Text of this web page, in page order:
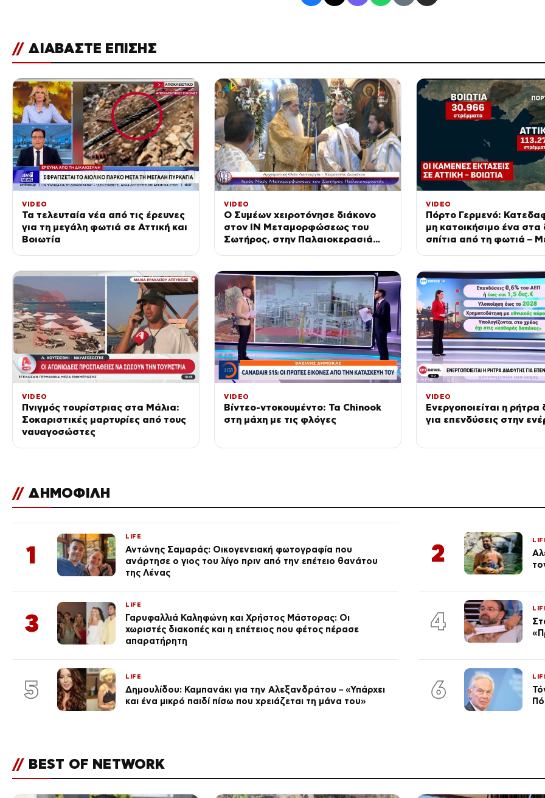
// ΔΙΑΒΑΣΤΕ ΕΠΙΣΗΣ
VIDEO
Τα τελευταία νέα από τις έρευνες
για τη μεγάλη φωτιά σε Αττική και
Βοιωτία
VIDEO
Ο Συμέων χειροτόνησε διάκονο
στον ΙΝ Μεταμορφώσεως του
Σωτήρος, στην Παλαιοκερασιά
VIDEO
Πόρτο Γερμενό:
μη κατοικήσιμο ένα στα
σπίτια από τη φωτιά –
περιβάλλοντος
VIDEO
Πνιγμός τουρίστριας στα Μάλια:
Σοκαριστικές μαρτυρίες από τους
ναυαγοσώστες
VIDEO
Βίντεο-ντοκουμέντο: Τα Chinook
στη μάχη με τις φλόγες
VIDEO
Ενεργοποιείται η ρήτρα
για επενδύσεις στην
// ΔΗΜΟΦΙΛΗ
1
LIFE
Αντώνης Σαμαράς: Οικογενειακή φωτογραφία που
ανάρτησε ο γιος του λίγο πριν από την επέτειο θανάτου
της Λένας
2
3
LIFE
Γαρυφαλλιά Καληφώνη και Χρήστος Μάστορας: Οι
χωριστές διακοπές και η επέτειος που φέτος πέρασε
απαρατήρητη
4
5 LIFE
Δημουλίδου: Καμπανάκι για την Αλεξανδράτου – «Υπάρχει
και ένα μικρό παιδί πίσω που χρειάζεται τη μάνα του»
6
// BEST OF NETWORK